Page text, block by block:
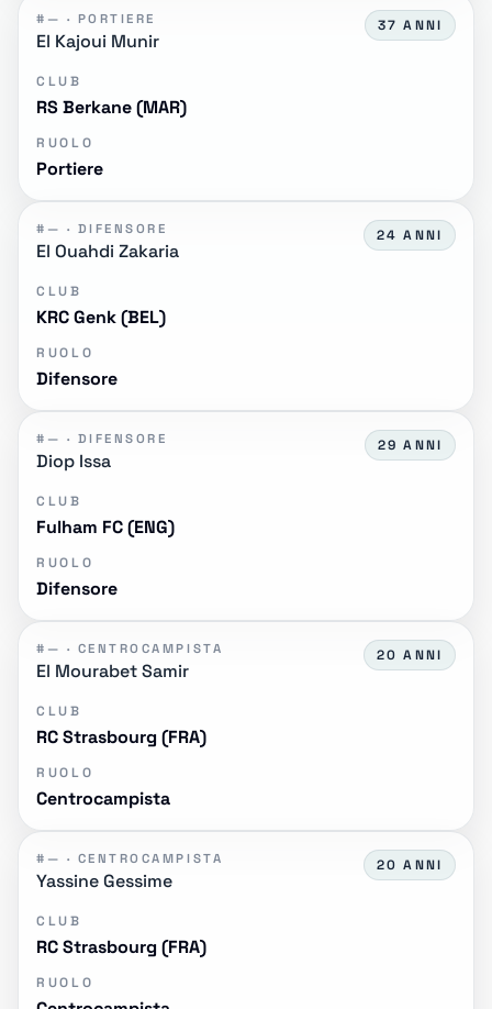
#— · PORTIERE
El Kajoui Munir
37 ANNI
CLUB
RS Berkane (MAR)
RUOLO
Portiere
#— · DIFENSORE
El Ouahdi Zakaria
24 ANNI
CLUB
KRC Genk (BEL)
RUOLO
Difensore
#— · DIFENSORE
Diop Issa
29 ANNI
CLUB
Fulham FC (ENG)
RUOLO
Difensore
#— · CENTROCAMPISTA
El Mourabet Samir
20 ANNI
CLUB
RC Strasbourg (FRA)
RUOLO
Centrocampista
#— · CENTROCAMPISTA
Yassine Gessime
20 ANNI
CLUB
RC Strasbourg (FRA)
RUOLO